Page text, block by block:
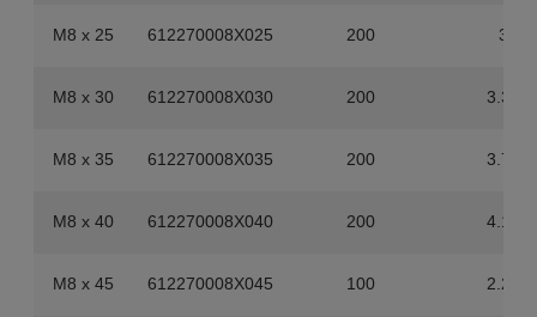
M8 x 25 612270008X025 200 3
M8 x 30 612270008X030 200 3.38
M8 x 35 612270008X035 200 3.78
M8 x 40 612270008X040 200 4.18
M8 x 45 612270008X045 100 2.29